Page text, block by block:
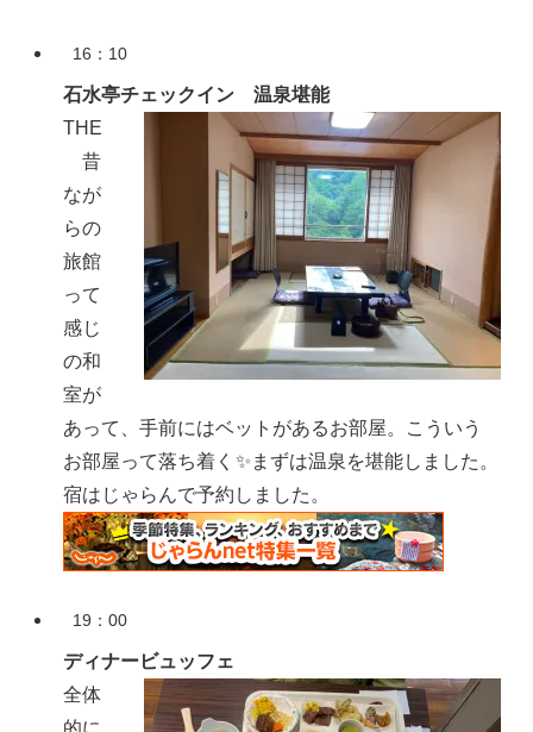
16：10
石水亭チェックイン 温泉堪能
THE
昔
なが
らの
旅館
って
感じ
の和
室が
あって、手前にはベットがあるお部屋。こういう
お部屋って落ち着く ✨まずは温泉を堪能しました。
宿はじゃらんで予約しました。
19：00
ディナービュッフェ
全体